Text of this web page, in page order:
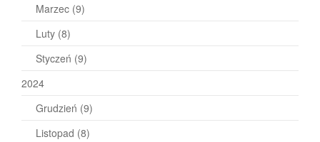
Marzec (9)
Luty (8)
Styczeń (9)
2024
Grudzień (9)
Listopad (8)